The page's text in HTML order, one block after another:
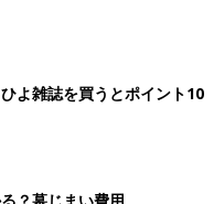
よ雑誌を買うとポイント10